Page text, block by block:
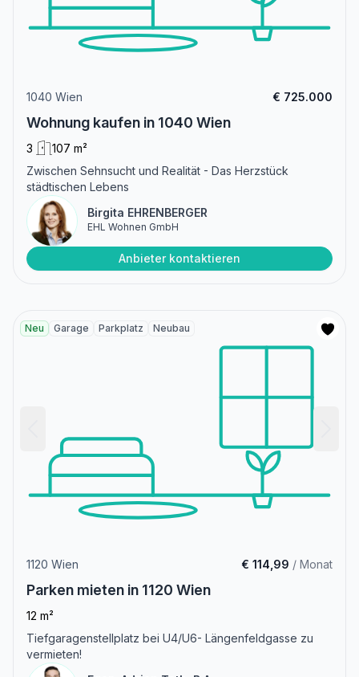
1040 Wien € 725.000
Wohnung kaufen in 1040 Wien
3
107 m²
Zwischen Sehnsucht und Realität - Das Herzstück
städtischen Lebens
Birgita EHRENBERGER
EHL Wohnen GmbH
Anbieter kontaktieren
Neu Garage Parkplatz Neubau
1120 Wien € 114,99 / Monat
Parken mieten in 1120 Wien
12 m²
Tiefgaragenstellplatz bei U4/U6- Längenfeldgasse zu
vermieten!